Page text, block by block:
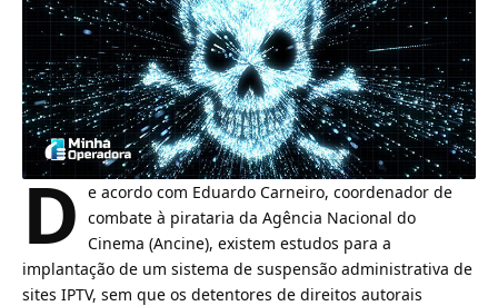
D e acordo com Eduardo Carneiro, coordenador de
combate à pirataria da Agência Nacional do
Cinema (Ancine), existem estudos para a
implantação de um sistema de suspensão administrativa de
sites IPTV, sem que os detentores de direitos autorais